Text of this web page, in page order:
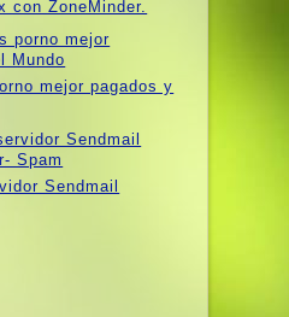
con ZoneMinder.
mejor pagados y
Sendmail